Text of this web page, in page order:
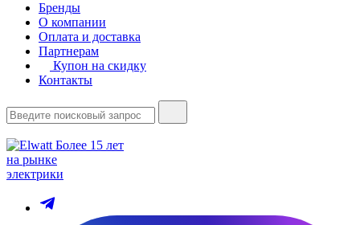
Бренды
О компании
Оплата и доставка
Партнерам
Купон на скидку
Контакты
Более 15 лет
на рынке
электрики